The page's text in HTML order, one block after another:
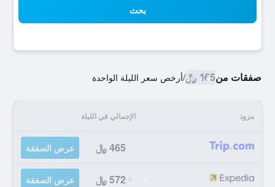
بحث
صفقات من465 ﷼ /أرخص سعر الليلة الواحدة
مزود الإجمالي في الليلة
465 ﷼ عرض الصفقة
572 ﷼ عرض الصفقة